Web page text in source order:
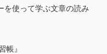
を使って学ぶ文章の読み
帳』